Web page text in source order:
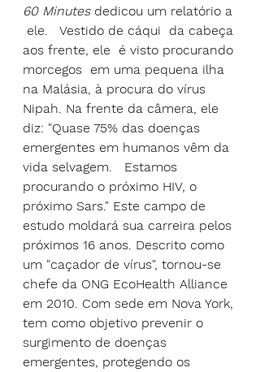
60 Minutes dedicou um relatório a
ele.   Vestido de cáqui  da cabeça
aos frente, ele  é visto procurando
morcegos  em uma pequena ilha
na Malásia, à procura do vírus
Nipah. Na frente da câmera, ele
diz: "Quase 75% das doenças
emergentes em humanos vêm da
vida selvagem.   Estamos
procurando o próximo HIV, o
próximo Sars." Este campo de
estudo moldará sua carreira pelos
próximos 16 anos. Descrito como
um "caçador de vírus", tornou-se
chefe da ONG EcoHealth Alliance
em 2010. Com sede em Nova York,
tem como objetivo prevenir o
surgimento de doenças
emergentes, protegendo os